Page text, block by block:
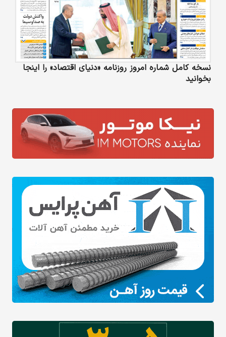
نسخه کامل شماره امروز روزنامه «دنیای‌ اقتصاد» را اینجا
بخوانید